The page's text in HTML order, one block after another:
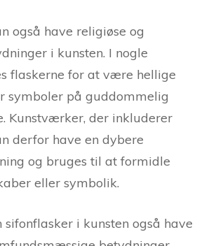
også have religiøse og
i kunsten. I nogle
flaskerne for at være hellige
symboler på guddommelig
Kunstværker, der inkluderer
derfor have en dybere
og bruges til at formidle
eller symbolik.
sifonflasker i kunsten også have